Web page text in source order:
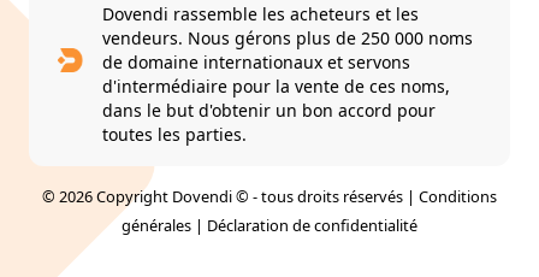
Dovendi rassemble les acheteurs et les
vendeurs. Nous gérons plus de 250 000 noms
de domaine internationaux et servons
d'intermédiaire pour la vente de ces noms,
dans le but d'obtenir un bon accord pour
toutes les parties.
© 2026 Copyright Dovendi © - tous droits réservés | Conditions
générales | Déclaration de confidentialité